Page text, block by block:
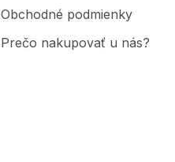
Obchodné podmienky
Prečo nakupovať u nás?